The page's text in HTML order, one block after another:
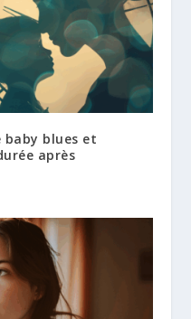
baby blues et
après